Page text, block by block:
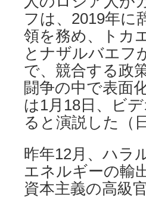
フは、2019年に
領を務め、トカ
とナザルバエフ
で、競合する政
闘争の中で表面
は1月18日、ビ
ると演説した（
昨年12月、ハラ
エネルギーの輸
資本主義の高級